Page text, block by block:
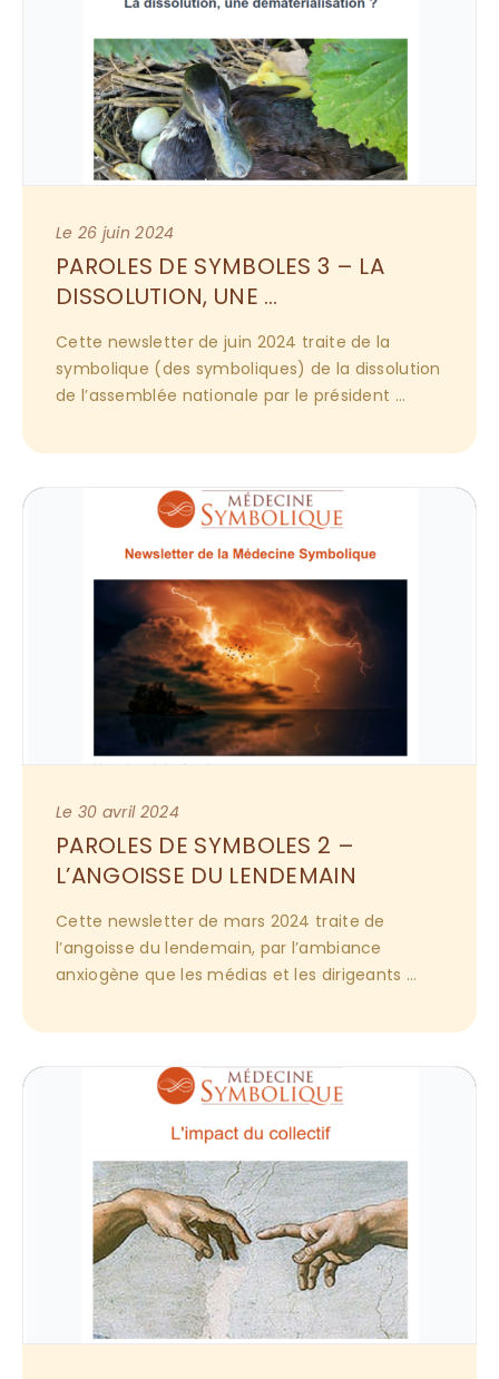
Le 26 juin 2024
PAROLES DE SYMBOLES 3 – LA
DISSOLUTION, UNE
Cette newsletter de juin 2024 traite de la
symbolique (des symboliques) de la dissolution
de l’assemblée nationale par le président
tentation de la dématérialisation ? […]
Le 30 avril 2024
PAROLES DE SYMBOLES 2 –
L’ANGOISSE DU LENDEMAIN
Cette newsletter de mars 2024 traite de
l’angoisse du lendemain, par l’ambiance
anxiogène que les médias et les dirigeants
Téléchargement ici.